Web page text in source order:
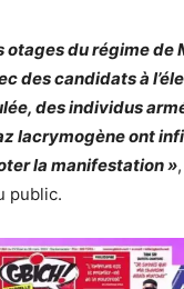
otages du régime de
des candidats à
des individus
lacrymogène ont
la manifestation »
public.